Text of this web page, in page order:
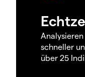
schneller
über 25